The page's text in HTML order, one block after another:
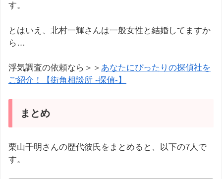
す。
とはいえ、北村一輝さんは一般女性と結婚してますか
ら…
浮気調査の依頼なら＞＞ あなたにぴったりの探偵社を
ご紹介！【街角相談所 -探偵-】
まとめ
栗山千明さんの歴代彼氏をまとめると、以下の7人で
す。